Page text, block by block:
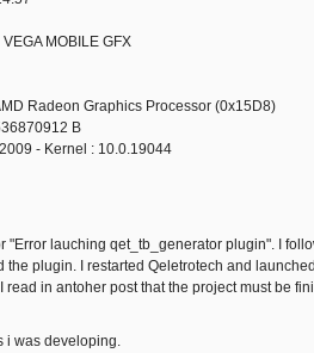
MOBILE GFX
Radeon Graphics Processor (0x15D8)
B
- Kernel : 10.0.19044
lauching qet_tb_generator plugin". I
plugin. I restarted Qeletrotech and
in antoher post that the project must be
i was developing.